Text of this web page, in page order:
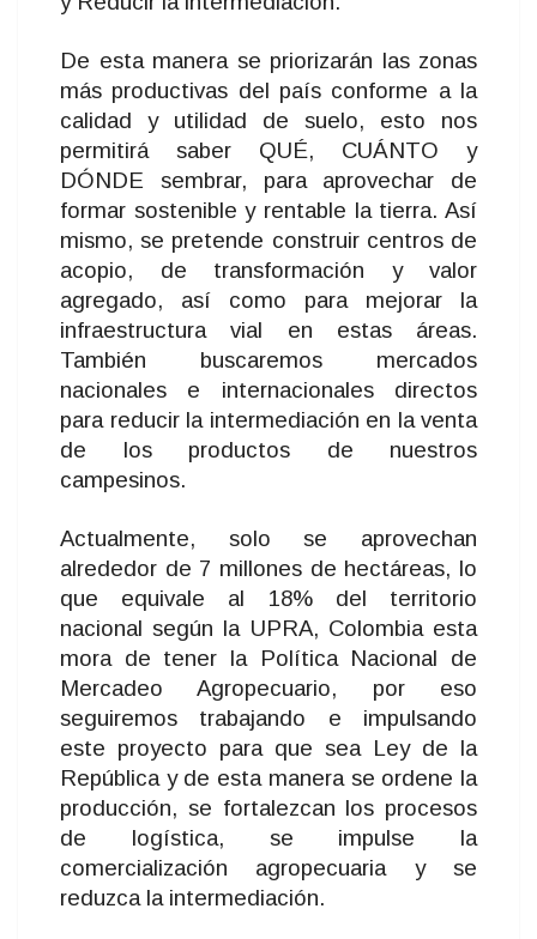
De esta manera se priorizarán las zonas
más productivas del país conforme a la
calidad y utilidad de suelo, esto nos
permitirá saber QUÉ, CUÁNTO y
DÓNDE sembrar, para aprovechar de
formar sostenible y rentable la tierra. Así
mismo, se pretende construir centros de
acopio, de transformación y valor
agregado, así como para mejorar la
infraestructura vial en estas áreas.
También buscaremos mercados
nacionales e internacionales directos
para reducir la intermediación en la venta
de los productos de nuestros
campesinos.
Actualmente, solo se aprovechan
alrededor de 7 millones de hectáreas, lo
que equivale al 18% del territorio
nacional según la UPRA, Colombia esta
mora de tener la Política Nacional de
Mercadeo Agropecuario, por eso
seguiremos trabajando e impulsando
este proyecto para que sea Ley de la
República y de esta manera se ordene la
producción, se fortalezcan los procesos
de logística, se impulse la
comercialización agropecuaria y se
reduzca la intermediación.